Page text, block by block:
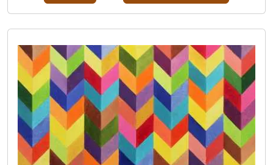
Marco
Ciani
Sergio
Colussa
Fabio
Colussi